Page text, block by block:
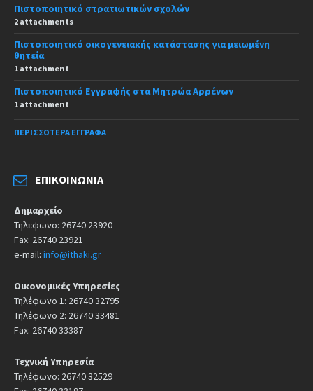
Πιστοποιητικό στρατιωτικών σχολών
2 attachments
Πιστοποιητικό οικογενειακής κατάστασης για μειωμένη
θητεία
1 attachment
Πιστοποιητικό Εγγραφής στα Μητρώα Αρρένων
1 attachment
ΠΕΡΙΣΣΌΤΕΡΑ ΈΓΓΡΑΦΑ
ΕΠΙΚΟΙΝΩΝΊΑ
Δημαρχείο
Τηλεφωνο: 26740 23920
Fax: 26740 23921
e-mail: info@ithaki.gr
Οικονομικές Υπηρεσίες
Τηλέφωνο 1: 26740 32795
Τηλέφωνο 2: 26740 33481
Fax: 26740 33387
Τεχνική Υπηρεσία
Τηλέφωνο: 26740 32529